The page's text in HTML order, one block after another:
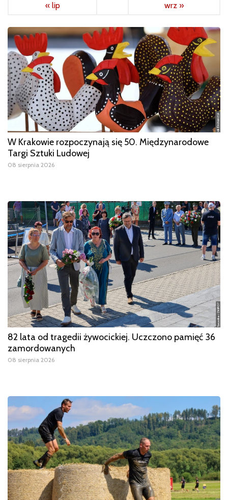
« lip
wrz »
W Krakowie rozpoczynają się 50. Międzynarodowe
Targi Sztuki Ludowej
08 sierpnia 2026
82 lata od tragedii żywocickiej. Uczczono pamięć 36
zamordowanych
08 sierpnia 2026